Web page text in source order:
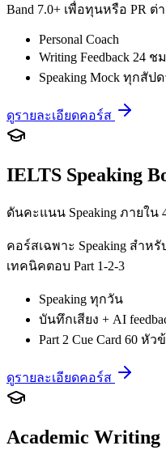
Band 7.0+ เพื่อทุนหรือ PR ต่
Personal Coach
Writing Feedback 24 ช
Speaking Mock ทุกสัป
ดูรายละเอียดคอร์ส
IELTS Speaking
ดันคะแนน Speaking ภายใน
คอร์สเฉพาะ Speaking สำห
เทคนิคตอบ Part 1-2-3
Speaking ทุกวัน
บันทึกเสียง + AI
Part 2 Cue Card 60 หัว
ดูรายละเอียดคอร์ส
Academic Writing